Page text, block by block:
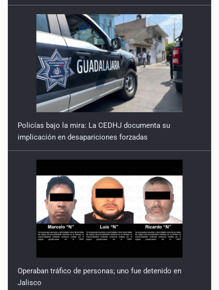
Policías bajo la mira: La CEDHJ documenta su
implicación en desapariciones forzadas
Operaban tráfico de personas; uno fue detenido en
Jalisco